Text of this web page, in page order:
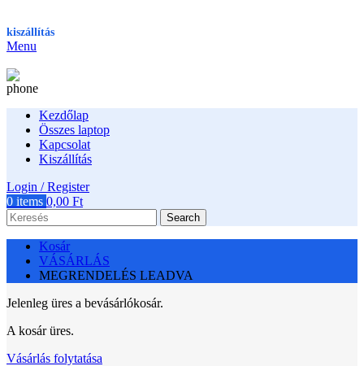
kiszállítás
Menu
Kezdőlap
Összes laptop
Kapcsolat
Kiszállítás
Login / Register
0 items 0,00 Ft
Search
Kosár
VÁSÁRLÁS
MEGRENDELÉS LEADVA
Jelenleg üres a bevásárlókosár.
A kosár üres.
Vásárlás folytatása